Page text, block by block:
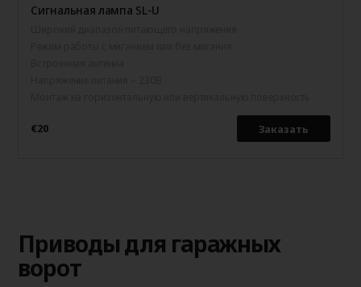
Сигнальная лампа SL-U
€20 Заказать
Приводы для гаражных
ворот